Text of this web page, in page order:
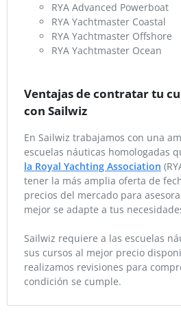
RYA Advanced Powerboat
RYA Yachtmaster Coastal
RYA Yachtmaster Offshore
RYA Yachtmaster Ocean
Ventajas de contratar tu
con Sailwiz
En Sailwiz trabajamos con una
escuelas náuticas homologadas
la Royal Yachting Association
tener la más amplia oferta de
precios del mercado para
mejor se adapte a tus
Sailwiz requiere a las escuelas
sus cursos al mejor precio
realizamos revisiones para
condición se cumple.